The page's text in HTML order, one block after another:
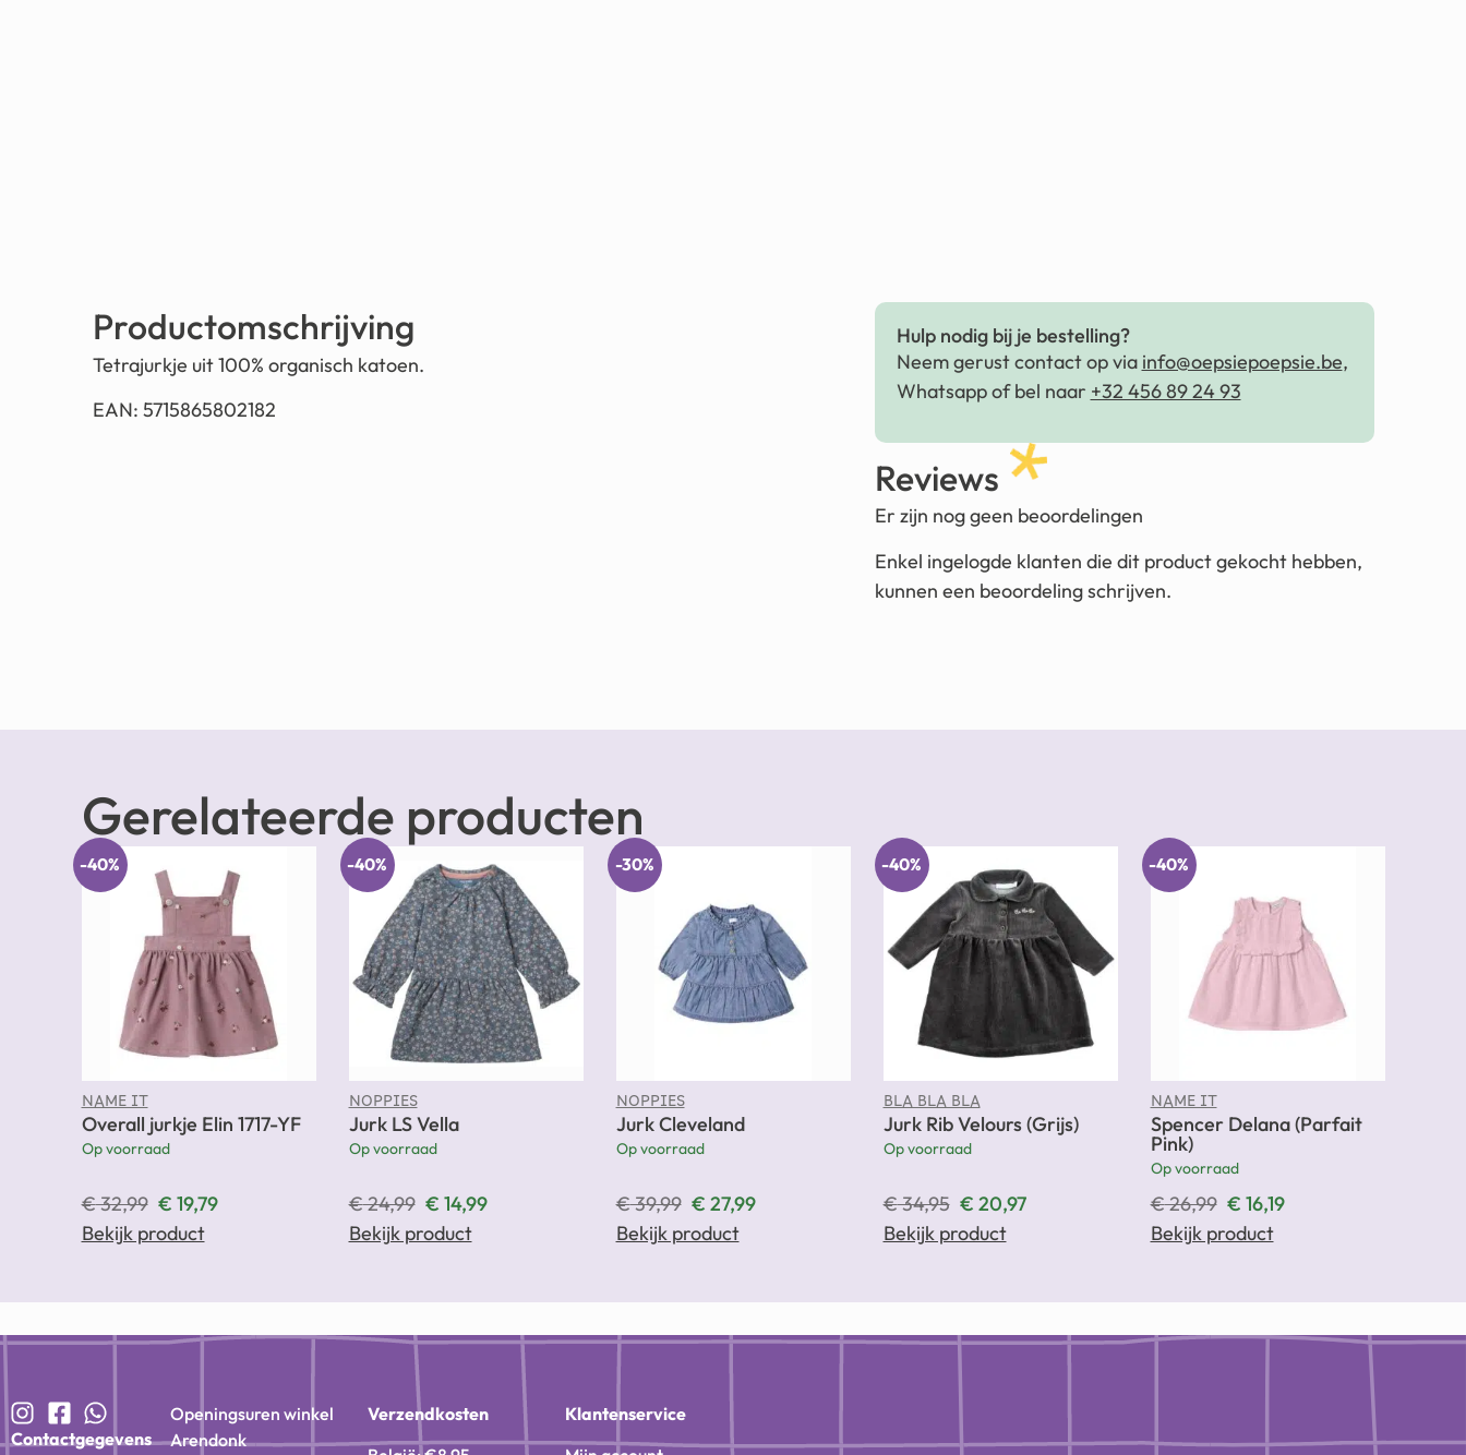
Productomschrijving
Tetrajurkje uit 100% organisch katoen.
EAN: 5715865802182
Hulp nodig bij je bestelling?
Neem gerust contact op via info@oepsiepoepsie.be,
Whatsapp of bel naar +32 456 89 24 93
Reviews
Er zijn nog geen beoordelingen
Enkel ingelogde klanten die dit product gekocht hebben,
kunnen een beoordeling schrijven.
Gerelateerde producten
-40%
NAME IT
Overall jurkje Elin 1717-YF
Op voorraad
€32,99 € 19,79
Bekijk product
-40%
NOPPIES
Jurk LS Vella
Op voorraad
€24,99 € 14,99
Bekijk product
-30%
NOPPIES
Jurk Cleveland
Op voorraad
€39,99 € 27,99
Bekijk product
-40%
BLA BLA BLA
Jurk Rib Velours (Grijs)
Op voorraad
€34,95 € 20,97
Bekijk product
-40%
NAME IT
Spencer Delana (Parfait
Pink)
Op voorraad
€26,99 € 16,19
Bekijk product
Contactgegevens
Openingsuren winkel
Arendonk
Verzendkosten
Klantenservice